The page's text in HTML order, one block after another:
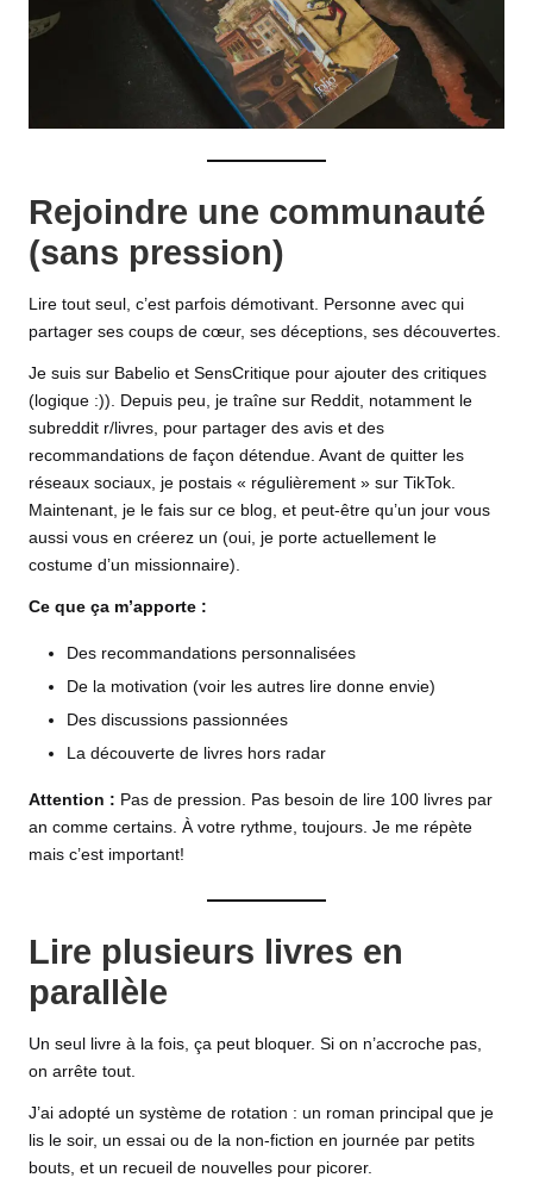
Rejoindre une communauté
(sans pression)
Lire tout seul, c’est parfois démotivant. Personne avec qui
partager ses coups de cœur, ses déceptions, ses découvertes.
Je suis sur Babelio et SensCritique pour ajouter des critiques
(logique :)). Depuis peu, je traîne sur Reddit, notamment le
subreddit r/livres, pour partager des avis et des
recommandations de façon détendue. Avant de quitter les
réseaux sociaux, je postais « régulièrement » sur TikTok.
Maintenant, je le fais sur ce blog, et peut-être qu’un jour vous
aussi vous en créerez un (oui, je porte actuellement le
costume d’un missionnaire).
Ce que ça m’apporte :
Des recommandations personnalisées
De la motivation (voir les autres lire donne envie)
Des discussions passionnées
La découverte de livres hors radar
Attention : Pas de pression. Pas besoin de lire 100 livres par
an comme certains. À votre rythme, toujours. Je me répète
mais c’est important!
Lire plusieurs livres en
parallèle
Un seul livre à la fois, ça peut bloquer. Si on n’accroche pas,
on arrête tout.
J’ai adopté un système de rotation : un roman principal que je
lis le soir, un essai ou de la non-fiction en journée par petits
bouts, et un recueil de nouvelles pour picorer.